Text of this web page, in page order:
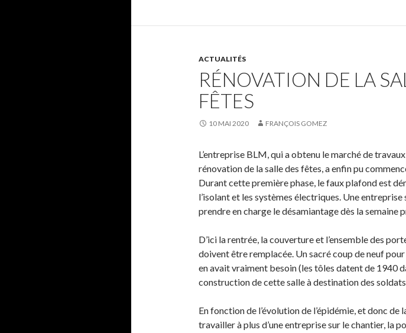
ACTUALITÉS
RÉNOVATION DE LA
FÊTES
10 MAI 2020 FRANÇOIS GOMEZ
L’entreprise BLM, qui a obtenu le marché de
rénovation de la salle des fêtes, a enfin pu
Durant cette première phase, le faux plafond est
l’isolant et les systèmes électriques. Une
prendre en charge le désamiantage dès la semaine
D’ici la rentrée, la couverture et l’ensemble des
doivent être remplacée. Un sacré coup de neuf
en avait vraiment besoin (les tôles datent de 1940
construction de cette salle à destination des
En fonction de l’évolution de l’épidémie, et donc de
travailler à plus d’une entreprise sur le chantier, la